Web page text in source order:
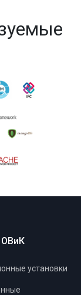
установки